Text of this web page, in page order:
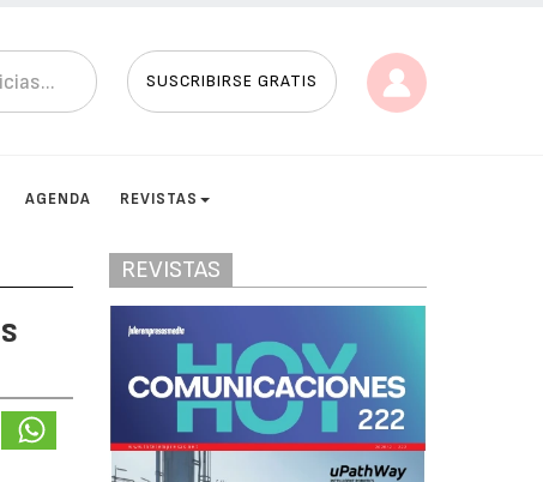
SUSCRIBIRSE GRATIS
AGENDA REVISTAS
REVISTAS